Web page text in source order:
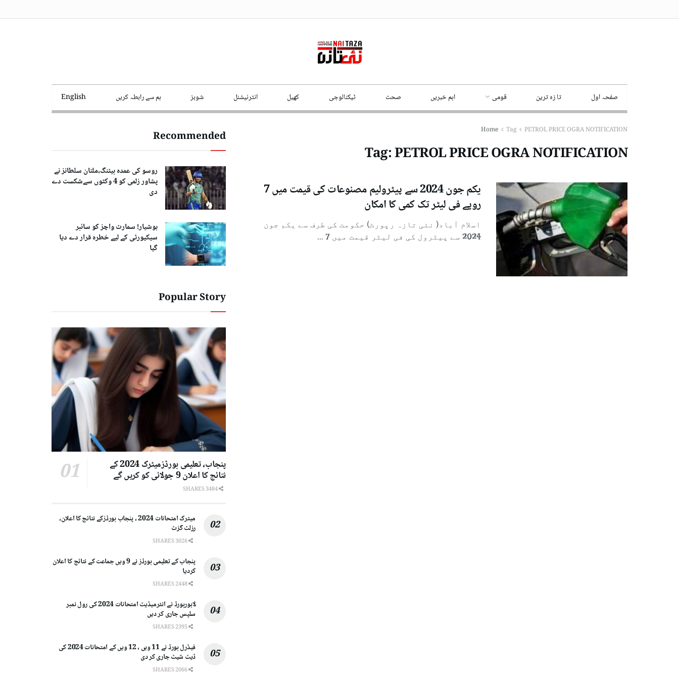
صفحہ اول تا زہ ترین قومی اہم خبریں صحت ٹیکنالوجی کھیل انٹرنیشنل شوبز ہم سے رابطہ کریں English
Home Tag PETROL PRICE OGRA NOTIFICATION
Tag:PETROL PRICE OGRA NOTIFICATION
یکم جون 2024 سے پیٹرولیم مصنوعات کی قیمت میں 7
روپے فی لیٹر تک کمی کا امکان
اسلام آباد( نئی تازہ رپورٹ) حکومت کی طرف سے یکم جون
2024 سے پیٹرول کی فی لیٹر قیمت میں 7 ...
Recommended
روسو کی عمدہ بیٹنگ،ملتان سلطانز نے
پشاور زلمی کو 4 وکٹوں سےشکست دے
دی
ہوشیار! سمارٹ واچز کو سائبر
سیکیورٹی کے لیے خطرہ قرار دے دیا
گیا
Popular Story
پنجاب، تعلیمی بورڈزمیٹرک 2024 کے
نتائج کا اعلان 9 جولائی کو کریں گے
میٹرک امتحانات 2024 ، پنجاب بورڈزکے نتائج کا اعلان،
رزلٹ گزٹ
پنجاب کے تعلیمی بورڈز نے 9 ویں جماعت کے نتائج کا اعلان
کردیا
لاہوربورڈ نے انٹرمیڈیٹ امتحانات 2024 کی رول نمبر
سلپس جاری کر دیں
فیڈرل بورڈ نے 11 ویں ، 12 ویں کے امتحانات 2024 کی
ڈیٹ شیٹ جاری کر دی